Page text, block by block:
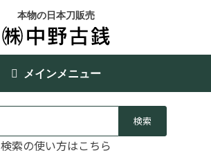
本物の日本刀販売
メインメニュー
検索の使い方はこちら